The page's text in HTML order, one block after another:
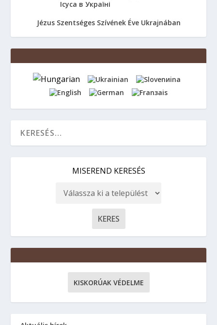
Jézus Szentséges Szívének Éve Ukrajnában
MISEREND KERESÉS
KISKORÚAK VÉDELME